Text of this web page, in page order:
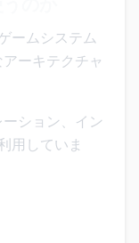
ームシステム
ーキテクチャ
ション、イン
用していま